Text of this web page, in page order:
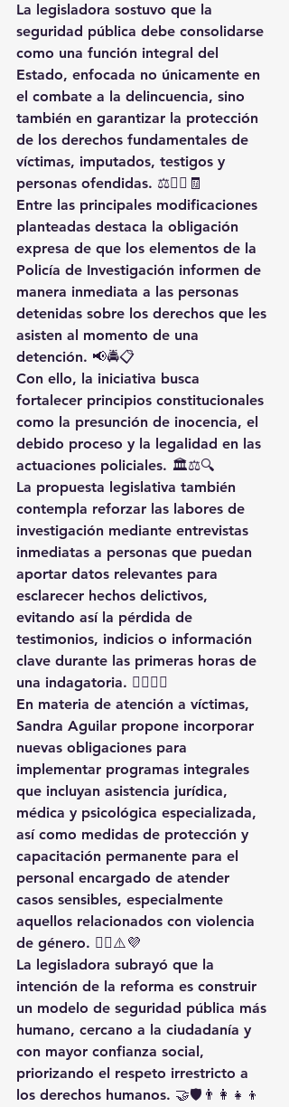
La legisladora sostuvo que la
seguridad pública debe consolidarse
como una función integral del
Estado, enfocada no únicamente en
el combate a la delincuencia, sino
también en garantizar la protección
de los derechos fundamentales de
víctimas, imputados, testigos y
personas ofendidas. ⚖️👨‍⚖️🧾
Entre las principales modificaciones
planteadas destaca la obligación
expresa de que los elementos de la
Policía de Investigación informen de
manera inmediata a las personas
detenidas sobre los derechos que les
asisten al momento de una
detención. 📢🚔📋
Con ello, la iniciativa busca
fortalecer principios constitucionales
como la presunción de inocencia, el
debido proceso y la legalidad en las
actuaciones policiales. 🏛️⚖️🔍
La propuesta legislativa también
contempla reforzar las labores de
investigación mediante entrevistas
inmediatas a personas que puedan
aportar datos relevantes para
esclarecer hechos delictivos,
evitando así la pérdida de
testimonios, indicios o información
clave durante las primeras horas de
una indagatoria. 🕵️‍♂️🧠📑
En materia de atención a víctimas,
Sandra Aguilar propone incorporar
nuevas obligaciones para
implementar programas integrales
que incluyan asistencia jurídica,
médica y psicológica especializada,
así como medidas de protección y
capacitación permanente para el
personal encargado de atender
casos sensibles, especialmente
aquellos relacionados con violencia
de género. 👩‍⚕️⚠️💜
La legisladora subrayó que la
intención de la reforma es construir
un modelo de seguridad pública más
humano, cercano a la ciudadanía y
con mayor confianza social,
priorizando el respeto irrestricto a
los derechos humanos. 🤝🛡️👨‍👩‍👧‍👦